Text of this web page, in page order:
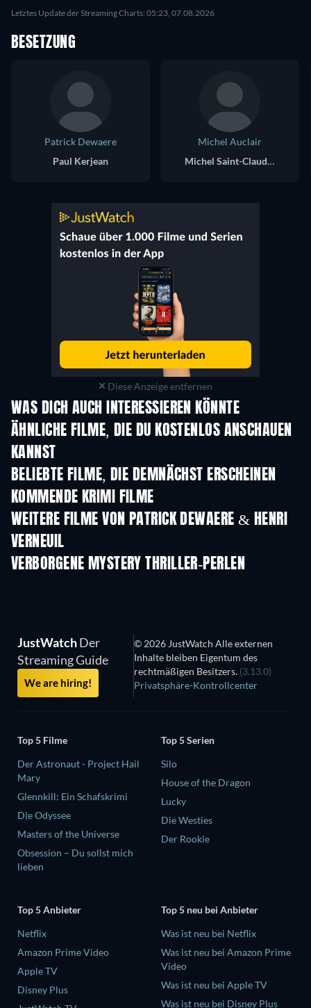
Letztes Update der Streaming Charts: 05:23, 07.08.2026
BESETZUNG
Patrick Dewaere
Paul Kerjean
Michel Auclair
Michel Saint-Claude, director of GTI-Europe
Diese Anzeige entfernen
WAS DICH AUCH INTERESSIEREN KÖNNTE
ÄHNLICHE FILME, DIE DU KOSTENLOS ANSCHAUEN
KANNST
BELIEBTE FILME, DIE DEMNÄCHST ERSCHEINEN
KOMMENDE KRIMI FILME
WEITERE FILME VON PATRICK DEWAERE & HENRI
VERNEUIL
VERBORGENE MYSTERY THRILLER-PERLEN
JustWatchDer
Streaming Guide
We are hiring!
© 2026 JustWatch Alle externen
Inhalte bleiben Eigentum des
rechtmäßigen Besitzers. (3.13.0)
Privatsphäre-Kontrollcenter
Top 5 Filme
Der Astronaut - Project Hail
Mary
Glennkill: Ein Schafskrimi
Die Odyssee
Masters of the Universe
Obsession – Du sollst mich
lieben
Top 5 Serien
Silo
House of the Dragon
Lucky
Die Westies
Der Rookie
Top 5 Anbieter
Netflix
Amazon Prime Video
Apple TV
Disney Plus
Top 5 neu bei Anbieter
Was ist neu bei Netflix
Was ist neu bei Amazon Prime
Video
Was ist neu bei Apple TV
Was ist neu bei Disney Plus